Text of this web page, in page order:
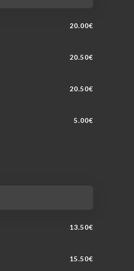
20.00€
20.50€
20.50€
5.00€
13.50€
15.50€